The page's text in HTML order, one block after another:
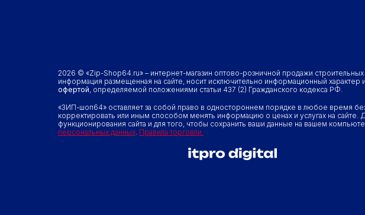
2026 © «Zip-Shop64.ru» – интернет-магазин оптово-розничной продажи
информация размещенная на сайте, носит исключительно информационный характер
офертой, определяемой положениями статьи 437 (2) Гражданского кодекса РФ.
«ЗИП-шоп64» оставляет за собой право в одностороннем порядке в любое время
корректировать или иным способом менять информацию о ценах и услугах на сайте.
функционирования сайта и для того, чтобы сохранить ваши данные на вашем
персональных данных. Правила торговли.